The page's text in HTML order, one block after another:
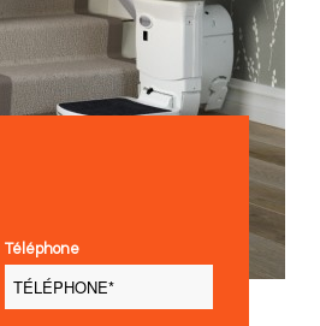
Téléphone